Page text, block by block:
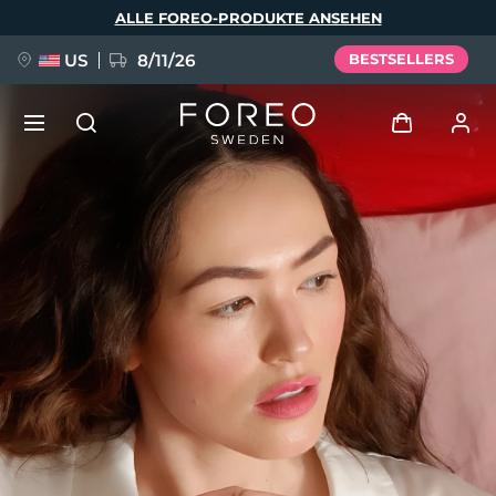
ALLE FOREO-PRODUKTE ANSEHEN
US 8/11/26 BESTSELLERS
Anmelden
Benutzerkonto
Meine Geräte
Meine Bestellungen
Meine Adressen
Meine Abonnements
FAQ™ Pure Beauty-Tech Elixir
BREAKING NEWS
issa™ Teeth Whitening Set
Sprache
English Deutsch
Español
Français
Português
Polski
Svenska
Русский
Türkçe
简体中文 繁體中文